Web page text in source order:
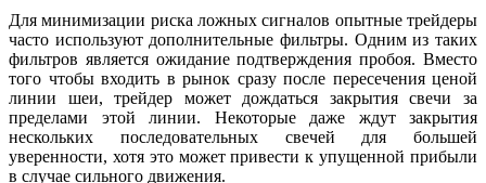
Для минимизации риска ложных сигналов опытные трейдеры
часто используют дополнительные фильтры. Одним из таких
фильтров является ожидание подтверждения пробоя. Вместо
того чтобы входить в рынок сразу после пересечения ценой
линии шеи, трейдер может дождаться закрытия свечи за
пределами этой линии. Некоторые даже ждут закрытия
нескольких последовательных свечей для большей
уверенности, хотя это может привести к упущенной прибыли
в случае сильного движения.